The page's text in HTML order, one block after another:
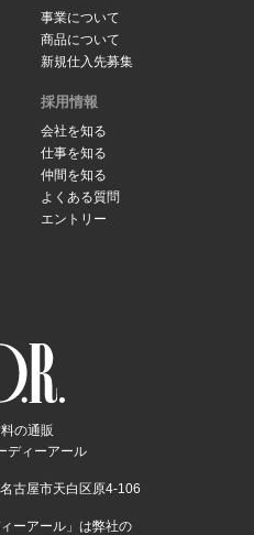
の通販
ディーアール
古屋市天白区原4-106
ィーアール」は弊社の
事業について
商品について
新規仕入先募集
採用情報
会社を知る
仕事を知る
仲間を知る
よくある質問
エントリー